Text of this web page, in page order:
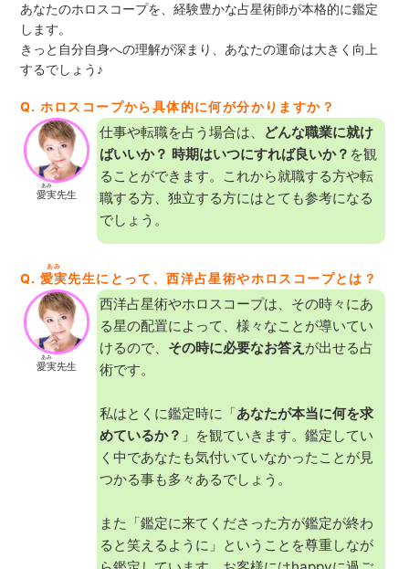
あなたのホロスコープを、経験豊かな占星術師が本格的に鑑定
します。
きっと自分自身への理解が深まり、あなたの運命は大きく向上
するでしょう♪
Q. ホロスコープから具体的に何が分かりますか？
愛実
あみ
先生
仕事や転職を占う場合は、 どんな職業に就け
ばいいか？ 時期はいつにすれば良いか？ を観
ることができます。これから就職する方や転
職する方、独立する方にはとても参考になる
でしょう。
Q. 愛実
あみ
先生にとって、西洋占星術やホロスコープとは？
愛実
あみ
先生
西洋占星術やホロスコープは、その時々にあ
る星の配置によって、様々なことが導いてい
けるので、 その時に必要なお答え が出せる占
術です。
私はとくに鑑定時に「あなたが本当に何を求
めているか？ 」を観ていきます。鑑定してい
く中であなたも気付いていなかったことが見
つかる事も多々あるでしょう。
また「鑑定に来てくださった方が鑑定が終わ
ると笑えるように」ということを尊重しなが